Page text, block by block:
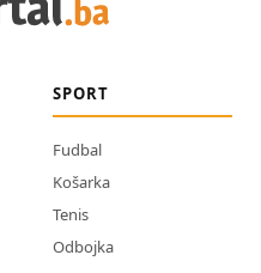
SPORT
Fudbal
Košarka
Tenis
Odbojka